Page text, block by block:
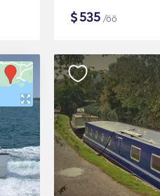
$535 /öö